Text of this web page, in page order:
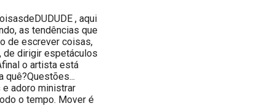
, aqui
as tendências que
de escrever coisas,
de dirigir espetáculos
o artista está
quê?Questões...
adoro ministrar
o tempo. Mover é